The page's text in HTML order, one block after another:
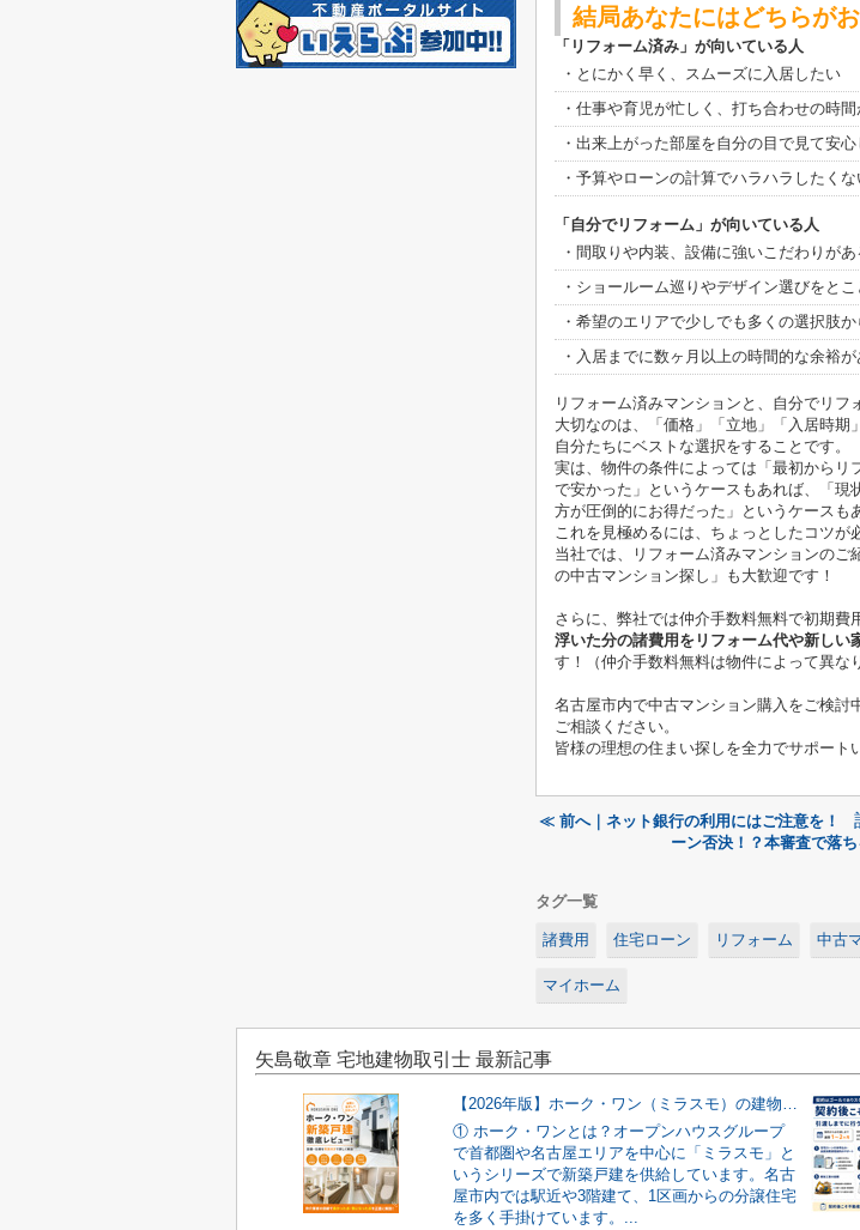
結局あなたにはどちらが
「リフォーム済み」が向いている人
・とにかく早く、スムーズに入居したい
・仕事や育児が忙しく、打ち合わせの時
・出来上がった部屋を自分の目で見て安
・予算やローンの計算でハラハラしたくな
「自分でリフォーム」が向いている人
・間取りや内装、設備に強いこだわりがあ
・ショールーム巡りやデザイン選びをと
・希望のエリアで少しでも多くの選択肢
・入居までに数ヶ月以上の時間的な余裕が
リフォーム済みマンションと、自分でリフ
大切なのは、「価格」「立地」「入居時期
自分たちにベストな選択をすることです。
実は、物件の条件によっては「最初からリ
で安かった」というケースもあれば、「現
方が圧倒的にお得だった」というケースも
これを見極めるには、ちょっとしたコツが
当社では、リフォーム済みマンションのご
の中古マンション探し」も大歓迎です！
さらに、弊社では仲介手数料無料で初期費
浮いた分の諸費用をリフォーム代や新しい
す！（仲介手数料無料は物件によって異な
名古屋市内で中古マンション購入をご検討
ご相談ください。
皆様の理想の住まい探しを全力でサポート
≪ 前へ｜ネット銀行の利用にはご注意を！
ーン否決！？本審査で落
タグ一覧
諸費用 住宅ローン リフォーム 中古
マイホーム
矢島敬章 宅地建物取引士 最新記事
① ホーク・ワンとは？オープンハウスグループ
で首都圏や名古屋エリアを中心に「ミラスモ」と
いうシリーズで新築戸建を供給しています。名古
屋市内では駅近や3階建て、1区画からの分譲住宅
を多く手掛けています。...